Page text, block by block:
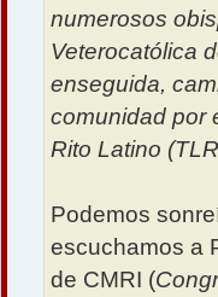
numerosos
Veterocatólica
enseguida,
comunidad por
Rito Latino
Podemos
escuchamos a
de CMRI (